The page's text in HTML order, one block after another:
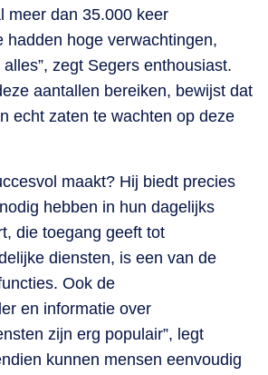
meer dan 35.000 keer
hadden hoge verwachtingen,
zegt Segers enthousiast.
aantallen bereiken, bewijst dat
echt zaten te wachten op deze
maakt? Hij biedt precies
hebben in hun dagelijks
die toegang geeft tot
diensten, is een van de
Ook de
en informatie over
zijn erg populair”, legt
kunnen mensen eenvoudig